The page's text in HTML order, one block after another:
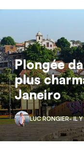
Plongée
plus
Janeiro
LUC RONGIER- IL